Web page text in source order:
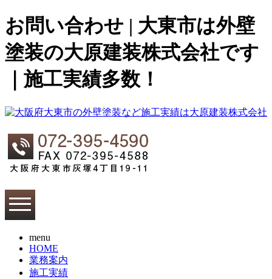
お問い合わせ | 大東市は外壁
塗装の大原建装株式会社です
｜施工実績多数！
menu
HOME
業務案内
施工実績